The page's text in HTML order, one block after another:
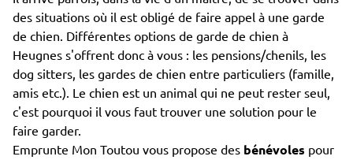
des situations où il est obligé de faire appel à une garde
de chien. Différentes options de garde de chien à
Heugnes s'offrent donc à vous : les pensions/chenils, les
dog sitters, les gardes de chien entre particuliers (famille,
amis etc.). Le chien est un animal qui ne peut rester seul,
c'est pourquoi il vous faut trouver une solution pour le
faire garder.
Emprunte Mon Toutou vous propose des bénévoles pour